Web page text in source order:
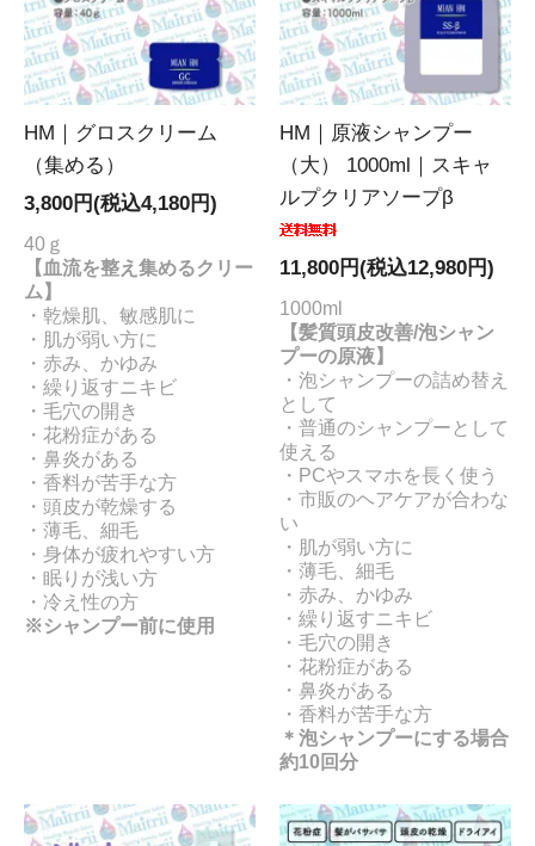
HM｜グロスクリーム
（集める）
3,800円(税込4,180円)
40ｇ
【血流を整え集めるクリー
ム】
・乾燥肌、敏感肌に
・肌が弱い方に
・赤み、かゆみ
・繰り返すニキビ
・毛穴の開き
・花粉症がある
・鼻炎がある
・香料が苦手な方
・頭皮が乾燥する
・薄毛、細毛
・身体が疲れやすい方
・眠りが浅い方
・冷え性の方
※シャンプー前に使用
HM｜原液シャンプー
（大） 1000ml｜スキャ
ルプクリアソープβ
11,800円(税込12,980円)
1000ml
【髪質頭皮改善/泡シャン
プーの原液】
・泡シャンプーの詰め替え
として
・普通のシャンプーとして
使える
・PCやスマホを長く使う
・市販のヘアケアが合わな
い
・肌が弱い方に
・薄毛、細毛
・赤み、かゆみ
・繰り返すニキビ
・毛穴の開き
・花粉症がある
・鼻炎がある
・香料が苦手な方
＊泡シャンプーにする場合
約10回分